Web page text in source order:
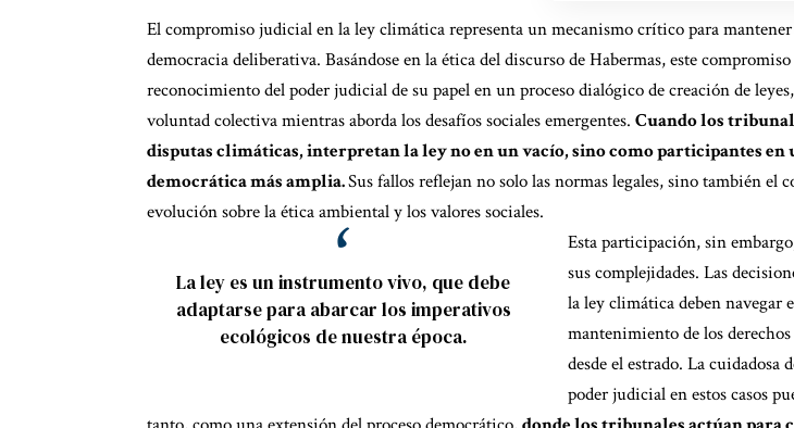
El compromiso judicial en la ley climática representa un mecanismo crítico para
democracia deliberativa. Basándose en la ética del discurso de Habermas, este
reconocimiento del poder judicial de su papel en un proceso dialógico de creación de
voluntad colectiva mientras aborda los desafíos sociales emergentes. Cuando los
disputas climáticas, interpretan la ley no en un vacío, sino como participantes en
democrática más amplia.Sus fallos reflejan no solo las normas legales, sino también el
evolución sobre la ética ambiental y los valores sociales.
La ley es un instrumento vivo, que debe
adaptarse para abarcar los imperativos
ecológicos de nuestra época.
Esta participación, sin
sus complejidades. Las
la ley climática deben navegar
mantenimiento de los
desde el estrado. La cuidadosa
poder judicial en estos casos